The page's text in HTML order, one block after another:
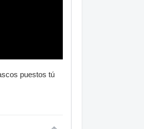
puestos tú